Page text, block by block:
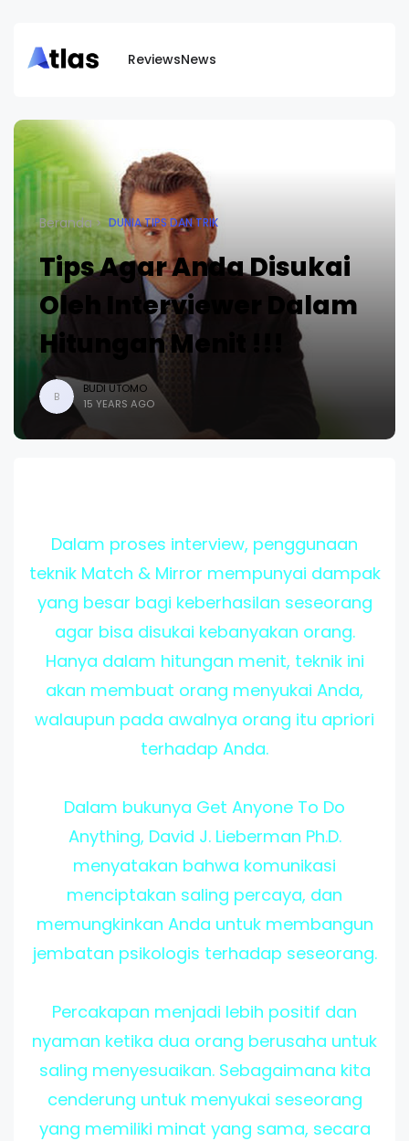
ReviewsNews
Beranda DUNIA TIPS DAN TRIK
Tips Agar Anda Disukai
Oleh Interviewer Dalam
Hitungan Menit !!!
B
BUDI UTOMO
15 YEARS AGO
Dalam proses interview, penggunaan
teknik Match & Mirror mempunyai dampak
yang besar bagi keberhasilan seseorang
agar bisa disukai kebanyakan orang.
Hanya dalam hitungan menit, teknik ini
akan membuat orang menyukai Anda,
walaupun pada awalnya orang itu apriori
terhadap Anda.
Dalam bukunya Get Anyone To Do
Anything, David J. Lieberman Ph.D.
menyatakan bahwa komunikasi
menciptakan saling percaya, dan
memungkinkan Anda untuk membangun
jembatan psikologis terhadap seseorang.
Percakapan menjadi lebih positif dan
nyaman ketika dua orang berusaha untuk
saling menyesuaikan. Sebagaimana kita
cenderung untuk menyukai seseorang
yang memiliki minat yang sama, secara